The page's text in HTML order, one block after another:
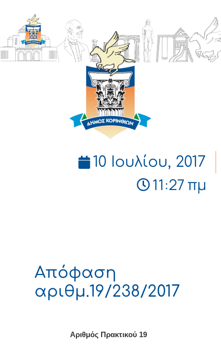
ΔΗΜΟΣ
ΚΟΡΙΝΘΙΩΝ
10 Ιουλίου, 2017
11:27 πμ
Απόφαση
αριθμ.19/238/2017
Αριθμός Πρακτικού 19